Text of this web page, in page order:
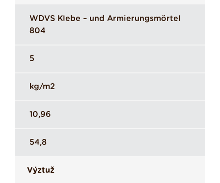
WDVS Klebe – und Armierungsmörtel
804
5
kg/m2
10,96
54,8
Výztuž